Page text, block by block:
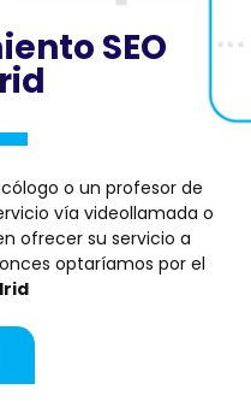
SEO
o un profesor de
vía videollamada o
ofrecer su servicio a
optaríamos por el